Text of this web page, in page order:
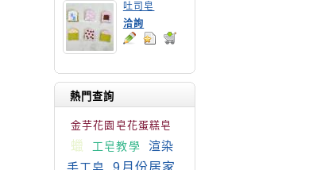
吐司皂
洽詢
熱門查詢
金芋花園皂花蛋糕皂
蠟 工皂教學
渲染
手工皂
9月份居家